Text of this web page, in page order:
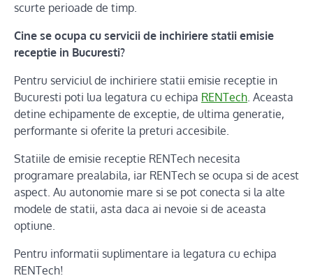
scurte perioade de timp.
Cine se ocupa cu servicii de inchiriere statii emisie
receptie in Bucuresti?
Pentru serviciul de inchiriere statii emisie receptie in
Bucuresti poti lua legatura cu echipa RENTech. Aceasta
detine echipamente de exceptie, de ultima generatie,
performante si oferite la preturi accesibile.
Statiile de emisie receptie RENTech necesita
programare prealabila, iar RENTech se ocupa si de acest
aspect. Au autonomie mare si se pot conecta si la alte
modele de statii, asta daca ai nevoie si de aceasta
optiune.
Pentru informatii suplimentare ia legatura cu echipa
RENTech!